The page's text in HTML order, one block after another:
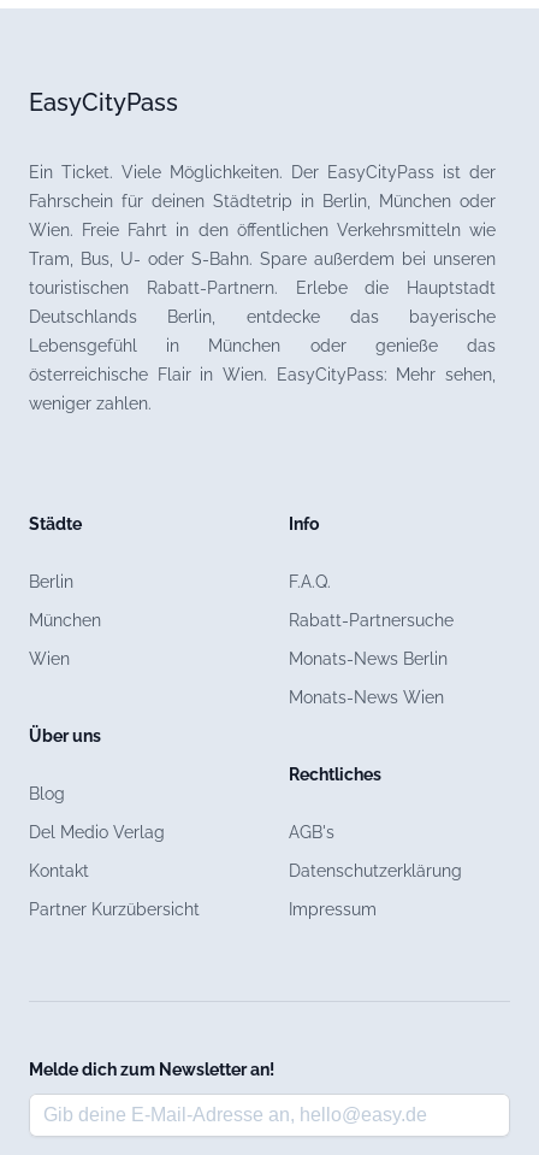
EasyCityPass
Ein Ticket. Viele Möglichkeiten. Der EasyCityPass ist der
Fahrschein für deinen Städtetrip in Berlin, München oder
Wien. Freie Fahrt in den öffentlichen Verkehrsmitteln wie
Tram, Bus, U- oder S-Bahn. Spare außerdem bei unseren
touristischen Rabatt-Partnern. Erlebe die Hauptstadt
Deutschlands Berlin, entdecke das bayerische
Lebensgefühl in München oder genieße das
österreichische Flair in Wien. EasyCityPass: Mehr sehen,
weniger zahlen.
Städte
Berlin
München
Wien
Über uns
Blog
Del Medio Verlag
Kontakt
Partner Kurzübersicht
Info
F.A.Q.
Rabatt-Partnersuche
Monats-News Berlin
Monats-News Wien
Rechtliches
AGB's
Datenschutzerklärung
Impressum
Melde dich zum Newsletter an!